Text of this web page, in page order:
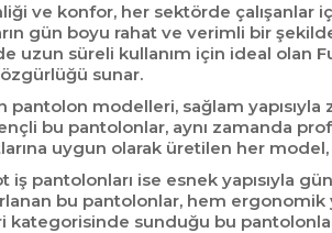
ve konfor, her sektörde çalışanlar
gün boyu rahat ve verimli bir şekilde
uzun süreli kullanım için ideal olan
sunar.
pantolon modelleri, sağlam
bu pantolonlar, aynı zamanda
uygun olarak üretilen her model,
iş pantolonları ise esnek yapısıyla
bu pantolonlar, hem ergonomik
kategorisinde sunduğu bu